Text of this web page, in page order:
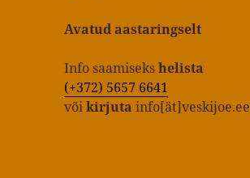
Avatud aastaringselt
Info saamisekshelista
(+372) 5657 6641
võikirjutainfo[ät]veskijoe.ee